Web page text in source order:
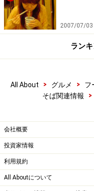
それでいいのだ！
※記事内容は執筆時点のも
2007/07/03
ラン
All About > グルメ > フ
そば関連情報
>
会社概要
投資家情報
利用規約
All Aboutについて